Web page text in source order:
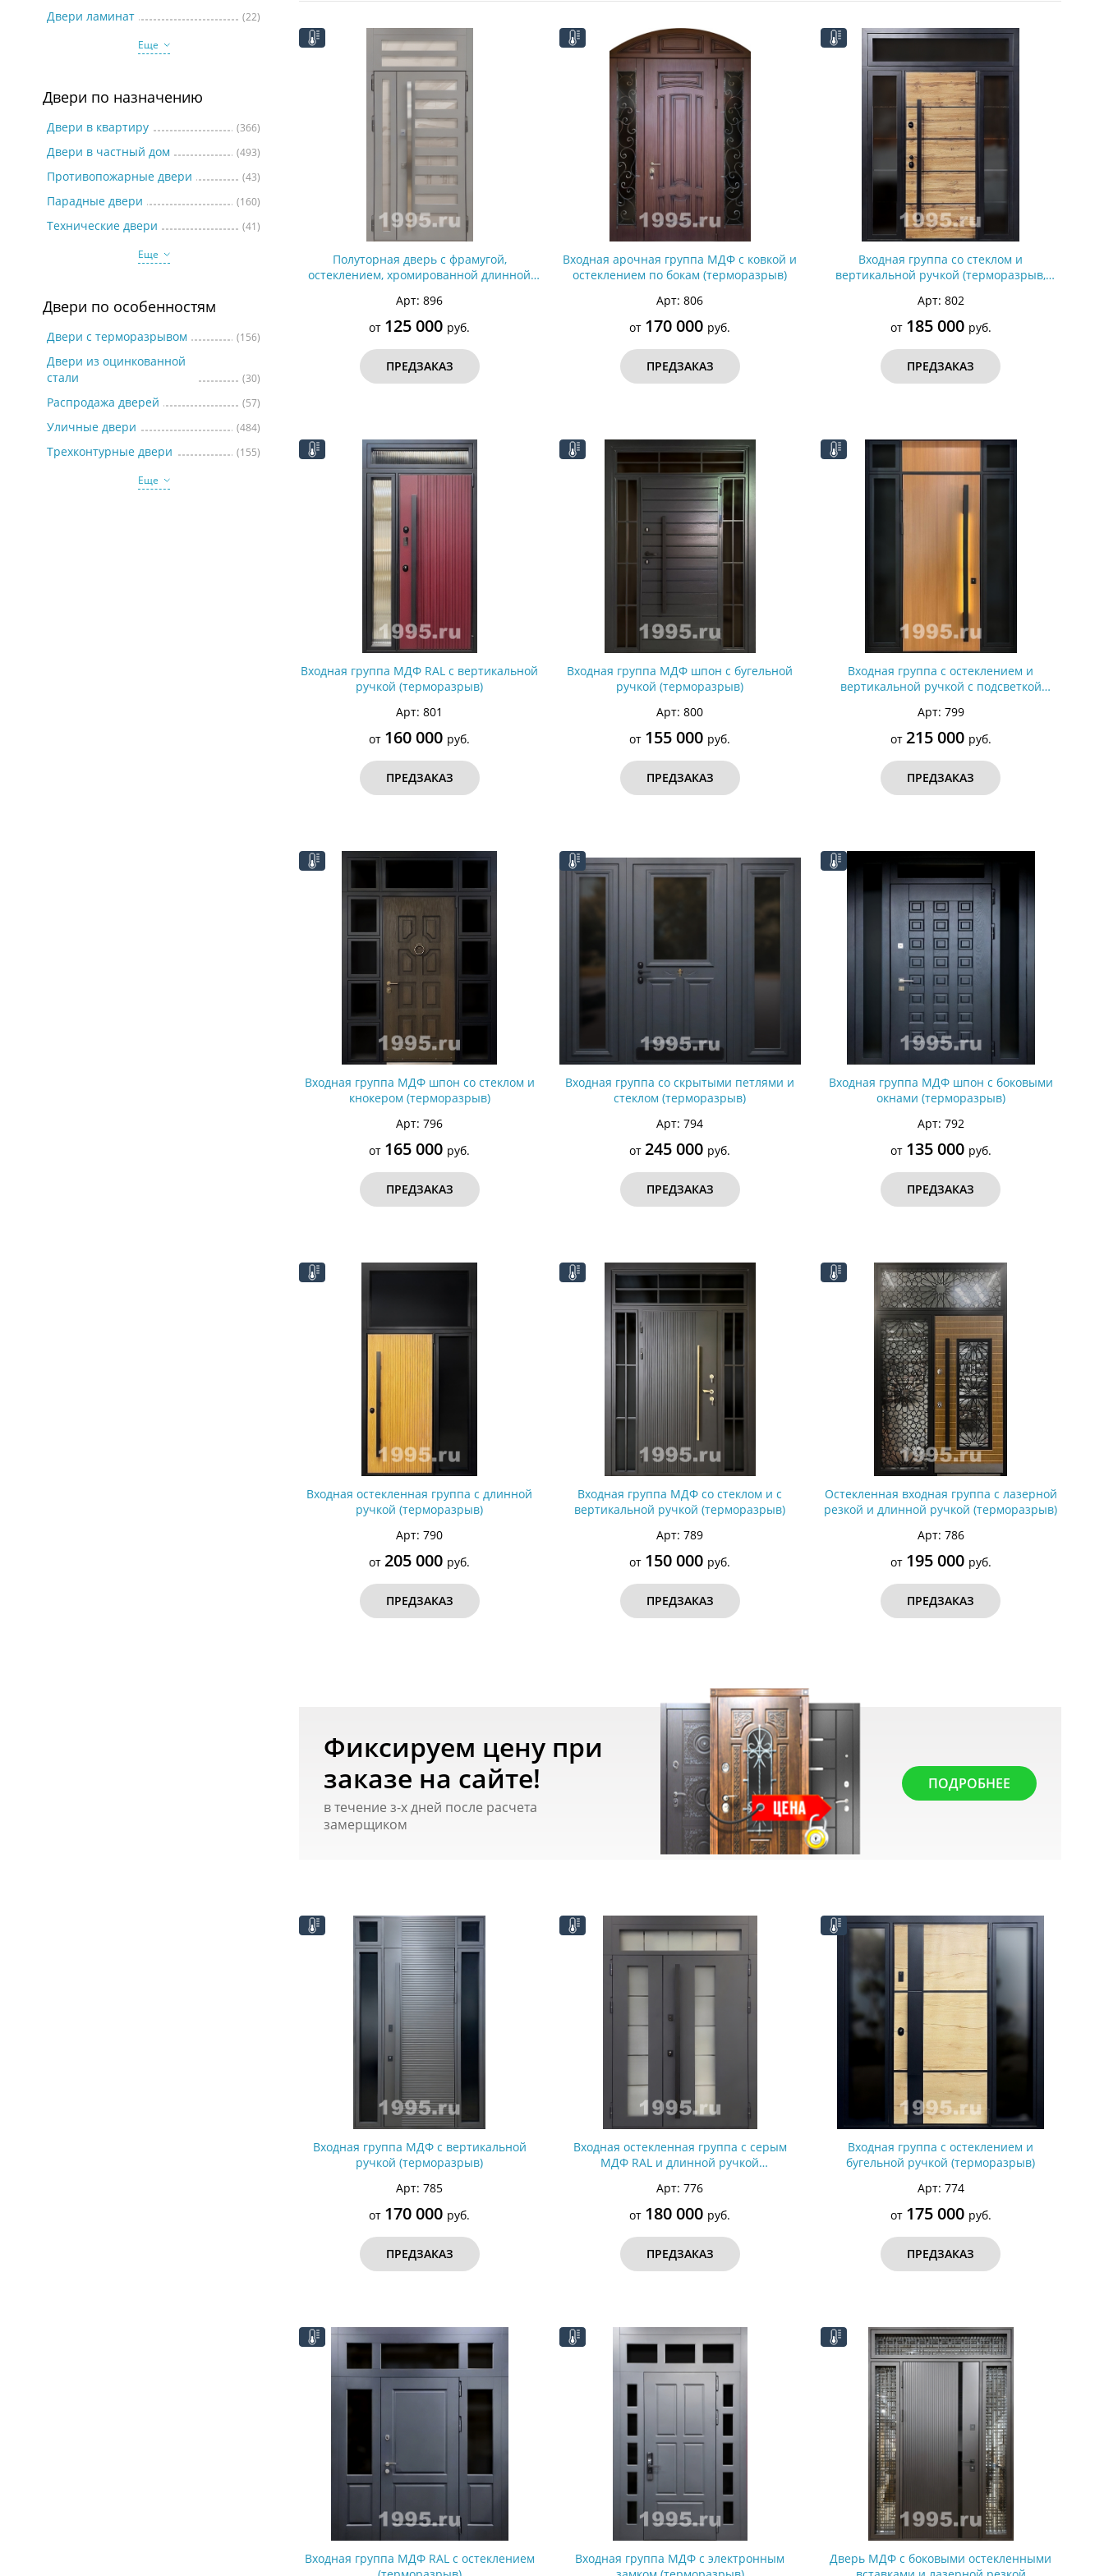
Двери с винилискожей
Коричневые двери
С металлофиленкой
Двери ламинат
(22)
Еще
Двери по назначению
Двери в квартиру (366)
Двери в частный дом (493)
Противопожарные двери (43)
Парадные двери (160)
Технические двери
(41)
Еще
Двери по особенностям
Двери с терморазрывом (156)
Двери из оцинкованной
стали
(30)
Распродажа дверей (57)
Уличные двери (484)
Трехконтурные двери
(155)
Еще
Полуторная дверь с фрамугой,
остеклением, хромированной длинной
Арт: 896
от 125 000 руб.
ПРЕДЗАКАЗ
Входная арочная группа МДФ с ковкой и
остеклением по бокам (терморазрыв)
Арт: 806
от 170 000 руб.
ПРЕДЗАКАЗ
Входная группа со стеклом и
вертикальной ручкой (терморазрыв,
Арт: 802
от 185 000 руб.
ПРЕДЗАКАЗ
Входная группа МДФ RAL с вертикальной
ручкой (терморазрыв)
Арт: 801
от 160 000 руб.
ПРЕДЗАКАЗ
Входная группа МДФ шпон с бугельной
ручкой (терморазрыв)
Арт: 800
от 155 000 руб.
ПРЕДЗАКАЗ
Входная группа с остеклением и
вертикальной ручкой с подсветкой
Арт: 799
от 215 000 руб.
ПРЕДЗАКАЗ
Входная группа МДФ шпон со стеклом и
кнокером (терморазрыв)
Арт: 796
от 165 000 руб.
ПРЕДЗАКАЗ
Входная группа со скрытыми петлями и
стеклом (терморазрыв)
Арт: 794
от245 000 руб.
ПРЕДЗАКАЗ
Входная группа МДФ шпон с боковыми
окнами (терморазрыв)
Арт: 792
от 135 000 руб.
ПРЕДЗАКАЗ
Входная остекленная группа с длинной
ручкой (терморазрыв)
Арт: 790
от205 000 руб.
ПРЕДЗАКАЗ
Входная группа МДФ со стеклом и с
вертикальной ручкой (терморазрыв)
Арт: 789
от 150 000 руб.
ПРЕДЗАКАЗ
Остекленная входная группа с лазерной
резкой и длинной ручкой (терморазрыв)
Арт: 786
от 195 000 руб.
ПРЕДЗАКАЗ
Фиксируем цену при
заказе на сайте!
в течение з-х дней после расчета
замерщиком
ПОДРОБНЕЕ
Входная группа МДФ с вертикальной
ручкой (терморазрыв)
Арт: 785
от 170 000 руб.
ПРЕДЗАКАЗ
Входная остекленная группа с серым
МДФ RAL и длинной ручкой
Арт: 776
от 180 000 руб.
ПРЕДЗАКАЗ
Входная группа с остеклением и
бугельной ручкой (терморазрыв)
Арт: 774
от 175 000 руб.
ПРЕДЗАКАЗ
Входная группа МДФ RAL с остеклением
Входная группа МДФ с электронным
Дверь МДФ с боковыми остекленными